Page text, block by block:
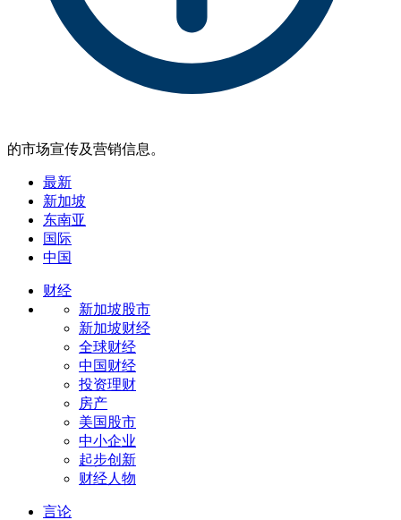
的市场宣传及营销信息。
最新
新加坡
东南亚
国际
中国
财经
新加坡股市
新加坡财经
全球财经
中国财经
投资理财
房产
美国股市
中小企业
起步创新
财经人物
言论